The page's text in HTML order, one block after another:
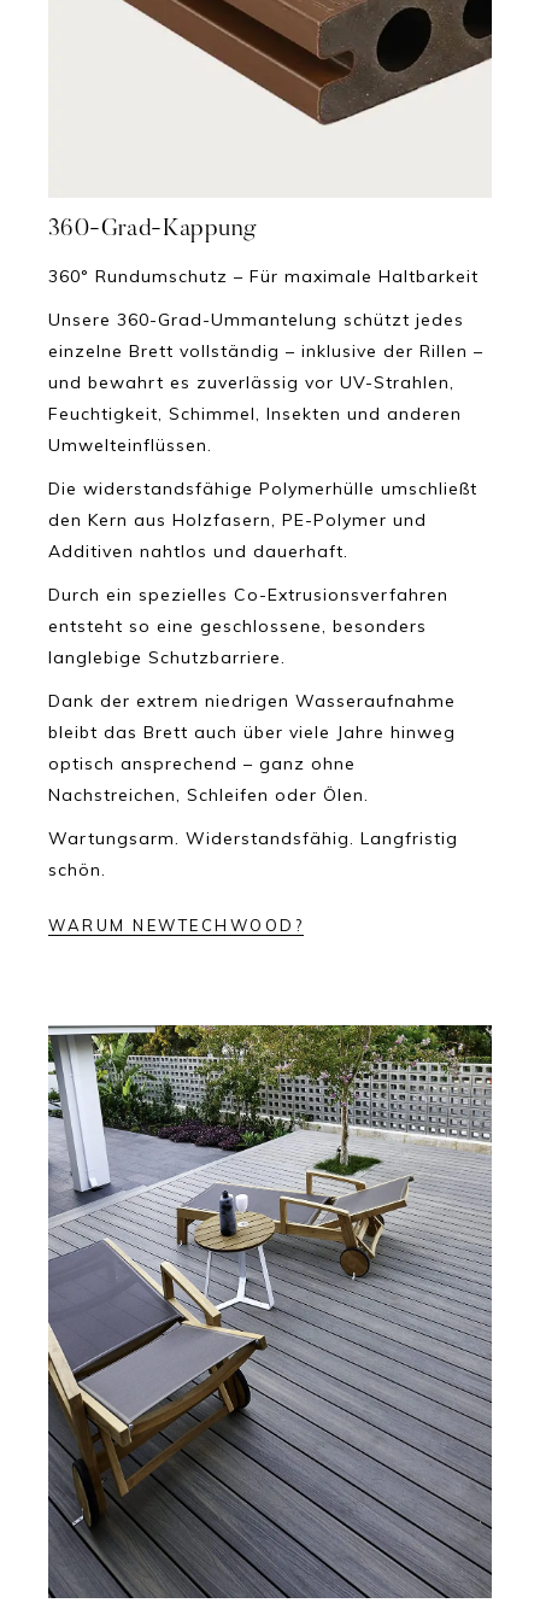
360-Grad-Kappung
360° Rundumschutz – Für maximale Haltbarkeit
Unsere 360-Grad-Ummantelung schützt jedes
einzelne Brett vollständig – inklusive der Rillen –
und bewahrt es zuverlässig vor UV-Strahlen,
Feuchtigkeit, Schimmel, Insekten und anderen
Umwelteinflüssen.
Die widerstandsfähige Polymerhülle umschließt
den Kern aus Holzfasern, PE-Polymer und
Additiven nahtlos und dauerhaft.
Durch ein spezielles Co-Extrusionsverfahren
entsteht so eine geschlossene, besonders
langlebige Schutzbarriere.
Dank der extrem niedrigen Wasseraufnahme
bleibt das Brett auch über viele Jahre hinweg
optisch ansprechend – ganz ohne
Nachstreichen, Schleifen oder Ölen.
Wartungsarm. Widerstandsfähig. Langfristig
schön.
WARUM NEWTECHWOOD?